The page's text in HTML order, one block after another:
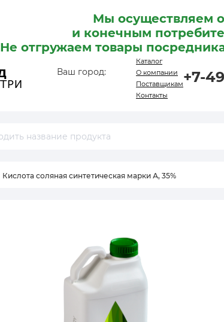
Мы осуществляем
и конечным
Не отгружаем товары
Ваш город:
Каталог
О компании
Поставщикам
Контакты
+7-
Кислота соляная синтетическая марки А, 35%